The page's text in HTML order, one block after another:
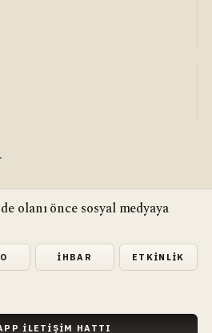
olanı önce sosyal medyaya
İHBAR ETKINLIK
İLETIŞIM HATTI